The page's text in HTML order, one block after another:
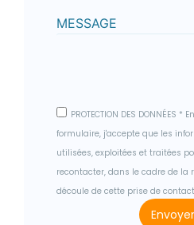
MESSAGE
PROTECTION DES DONNÉES
formulaire, j'accepte que les
utilisées, exploitées et traitées
recontacter, dans le cadre de
découle de cette prise de
Envoyer